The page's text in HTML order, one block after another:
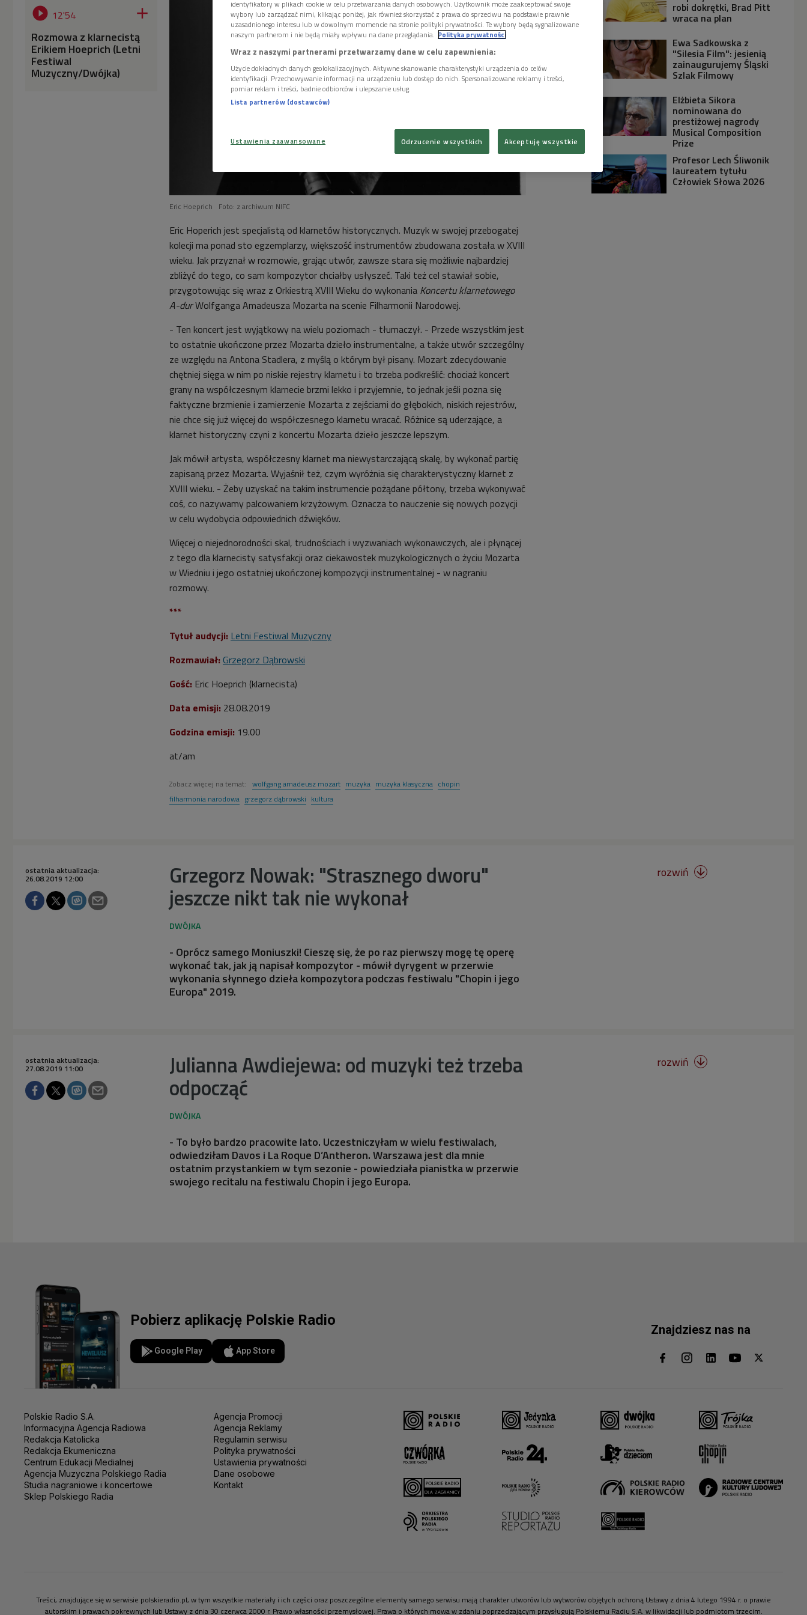
 12'54 
Rozmowa z klarnecistą
Erikiem Hoeprich (Letni
Festiwal
Muzyczny/Dwójka)
Eric Hoeprich Foto: z archiwum NIFC
Eric Hoperich jest specjalistą od klarnetów historycznych. Muzyk w swojej przebogatej
kolecji ma ponad sto egzemplarzy, większość instrumentów zbudowana została w XVIII
wieku. Jak przyznał w rozmowie, grając utwór, zawsze stara się możliwie najbardziej
zbliżyć do tego, co sam kompozytor chciałby usłyszeć. Taki też cel stawiał sobie,
przygotowując się wraz z Orkiestrą XVIII Wieku do wykonania Koncertu klarnetowego
A-durWolfganga Amadeusza Mozarta na scenie Filharmonii Narodowej.
- Ten koncert jest wyjątkowy na wielu poziomach - tłumaczył. - Przede wszystkim jest
to ostatnie ukończone przez Mozarta dzieło instrumentalne, a także utwór szczególny
ze względu na Antona Stadlera, z myślą o którym był pisany. Mozart zdecydowanie
chętniej sięga w nim po niskie rejestry klarnetu i to trzeba podkreślić: chociaż koncert
grany na współczesnym klarnecie brzmi lekko i przyjemnie, to jednak jeśli pozna się
faktyczne brzmienie i zamierzenie Mozarta z zejściami do głębokich, niskich rejestrów,
nie chce się już więcej do współczesnego klarnetu wracać. Różnice są uderzające, a
klarnet historyczny czyni z koncertu Mozarta dzieło jeszcze lepszym.
Jak mówił artysta, współczesny klarnet ma niewystarczającą skalę, by wykonać partię
zapisaną przez Mozarta. Wyjaśnił też, czym wyróżnia się charakterystyczny klarnet z
XVIII wieku. - Żeby uzyskać na takim instrumencie pożądane półtony, trzeba wykonywać
coś, co nazywamy palcowaniem krzyżowym. Oznacza to nauczenie się nowych pozycji
w celu wydobycia odpowiednich dźwięków.
Więcej o niejednorodności skal, trudnościach i wyzwaniach wykonawczych, ale i płynącej
z tego dla klarnecisty satysfakcji oraz ciekawostek muzykologicznych o życiu Mozarta
w Wiedniu i jego ostatniej ukończonej kompozycji instrumentalnej - w nagraniu
rozmowy.
***
Tytuł audycji: Letni Festiwal Muzyczny
Rozmawiał: Grzegorz Dąbrowski
Gość: Eric Hoeprich (klarnecista)
Data emisji: 28.08.2019
Godzina emisji: 19.00
at/am
Zobacz więcej na temat: wolfgang amadeusz mozart muzyka muzyka klasyczna chopin
filharmonia narodowa grzegorz dąbrowski kultura
robi dokrętki, Brad Pitt
wraca na plan
Ewa Sadkowska z
"Silesia Film": jesienią
zainaugurujemy Śląski
Szlak Filmowy
Elżbieta Sikora
nominowana do
prestiżowej nagrody
Musical Composition
Prize
Profesor Lech Śliwonik
laureatem tytułu
Człowiek Słowa 2026
Grzegorz Nowak: "Strasznego dworu"
jeszcze nikt tak nie wykonał
ostatnia aktualizacja:
26.08.2019 12:00
- Oprócz samego Moniuszki! Cieszę się, że po raz pierwszy mogę tę operę
wykonać tak, jak ją napisał kompozytor - mówił dyrygent w przerwie
wykonania słynnego dzieła kompozytora podczas festiwalu "Chopin i jego
Europa" 2019.
rozwiń 
Julianna Awdiejewa: od muzyki też trzeba
odpocząć
ostatnia aktualizacja:
27.08.2019 11:00
- To było bardzo pracowite lato. Uczestniczyłam w wielu festiwalach,
odwiedziłam Davos i La Roque D’Antheron. Warszawa jest dla mnie
ostatnim przystankiem w tym sezonie - powiedziała pianistka w przerwie
swojego recitalu na festiwalu Chopin i jego Europa.
rozwiń 
Pobierz aplikację Polskie Radio
Google Play App Store
Znajdziesz nas na
Polskie Radio S.A.
Informacyjna Agencja Radiowa
Redakcja Katolicka
Redakcja Ekumeniczna
Centrum Edukacji Medialnej
Agencja Muzyczna Polskiego Radia
Studia nagraniowe i koncertowe
Sklep Polskiego Radia
Agencja Promocji
Agencja Reklamy
Regulamin serwisu
Polityka prywatności
Ustawienia prywatności
Dane osobowe
Kontakt
Treści, znajdujące się w serwisie polskieradio.pl, w tym wszystkie materiały i ich części oraz poszczególne elementy samego serwisu mają charakter utworów lub wytworów objętych ochroną Ustawy z dnia 4 lutego 1994 r. o prawie
autorskim i prawach pokrewnych lub Ustawy z dnia 30 czerwca 2000 r. Prawo własności przemysłowej. Prawa o których mowa w zdaniu poprzedzającym przysługują Polskiemu Radiu S.A. w likwidacji lub podmiotom trzecim.
identyfikatory w plikach cookie w celu przetwarzania danych osobowych. Użytkownik może zaakceptować swoje
wybory lub zarządzać nimi, klikając poniżej, jak również skorzystać z prawa do sprzeciwu na podstawie prawnie
uzasadnionego interesu lub w dowolnym momencie na stronie polityki prywatności. Te wybory będą sygnalizowane
naszym partnerom i nie będą miały wpływu na dane przeglądania. Polityka prywatności
Wraz z naszymi partnerami przetwarzamy dane w celu zapewnienia:
Użycie dokładnych danych geolokalizacyjnych. Aktywne skanowanie charakterystyki urządzenia do celów
identyfikacji. Przechowywanie informacji na urządzeniu lub dostęp do nich. Spersonalizowane reklamy i treści,
pomiar reklam i treści, badnie odbiorców i ulepszanie usług.
Lista partnerów (dostawców)
Ustawienia zaawansowane Odrzucenie wszystkich Akceptuję wszystkie